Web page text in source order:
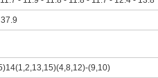
(9,10)